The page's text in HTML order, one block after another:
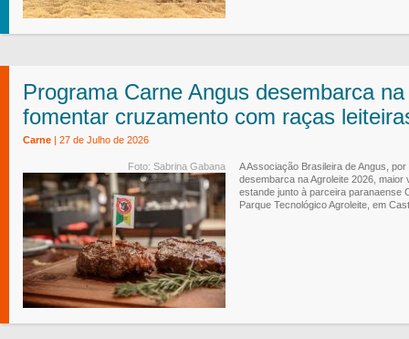
Programa Carne Angus desembarca
fomentar cruzamento com raças
Carne | 27 de Julho de 2026
Foto: Sabrina Gabana
A Associação Brasileira de Angus,
desembarca na Agroleite 2026, maior
estande junto à parceira paranaense
Parque Tecnológico Agroleite, em